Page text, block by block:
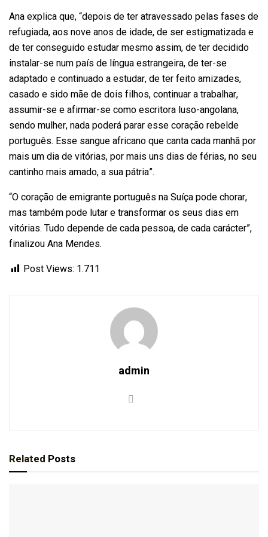
Ana explica que, “depois de ter atravessado pelas fases de
refugiada, aos nove anos de idade, de ser estigmatizada e
de ter conseguido estudar mesmo assim, de ter decidido
instalar-se num país de língua estrangeira, de ter-se
adaptado e continuado a estudar, de ter feito amizades,
casado e sido mãe de dois filhos, continuar a trabalhar,
assumir-se e afirmar-se como escritora luso-angolana,
sendo mulher, nada poderá parar esse coração rebelde
português. Esse sangue africano que canta cada manhã por
mais um dia de vitórias, por mais uns dias de férias, no seu
cantinho mais amado, a sua pátria”.
“O coração de emigrante português na Suíça pode chorar,
mas também pode lutar e transformar os seus dias em
vitórias. Tudo depende de cada pessoa, de cada carácter”,
finalizou Ana Mendes.
Post Views: 1.711
admin
Related Posts